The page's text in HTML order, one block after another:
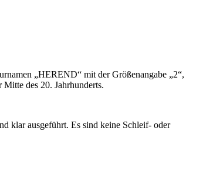
„HEREND“ mit der Größenangabe „2“,
des 20. Jahrhunderts.
klar ausgeführt. Es sind keine Schleif- oder